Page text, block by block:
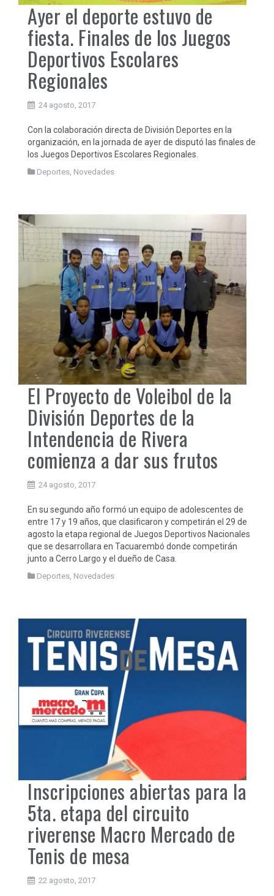
Ayer el deporte estuvo de
fiesta. Finales de los Juegos
Deportivos Escolares
Regionales
24 agosto, 2017
Con la colaboración directa de División Deportes en la
organización, en la jornada de ayer de disputó las finales de
los Juegos Deportivos Escolares Regionales.
Deportes Novedades
El Proyecto de Voleibol de la
División Deportes de la
Intendencia de Rivera
comienza a dar sus frutos
24 agosto, 2017
En su segundo año formó un equipo de adolescentes de
entre 17 y 19 años, que clasificaron y competirán el 29 de
agosto la etapa regional de Juegos Deportivos Nacionales
que se desarrollara en Tacuarembó donde competirán
junto a Cerro Largo y el dueño de Casa.
Deportes, Novedades
Inscripciones abiertas para la
5ta. etapa del circuito
riverense Macro Mercado de
Tenis de mesa
22 agosto, 2017